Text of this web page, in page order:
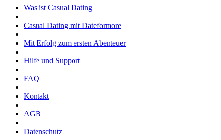
Was ist Casual Dating
Casual Dating mit Dateformore
Mit Erfolg zum ersten Abenteuer
Hilfe und Support
FAQ
Kontakt
AGB
Datenschutz